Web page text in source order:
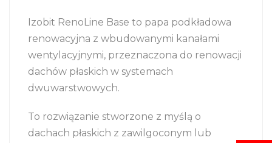
Izobit RenoLine Base to papa podkładowa
renowacyjna z wbudowanymi kanałami
wentylacyjnymi, przeznaczona do renowacji
dachów płaskich w systemach
dwuwarstwowych.
To rozwiązanie stworzone z myślą o
dachach płaskich z zawilgoconym lub